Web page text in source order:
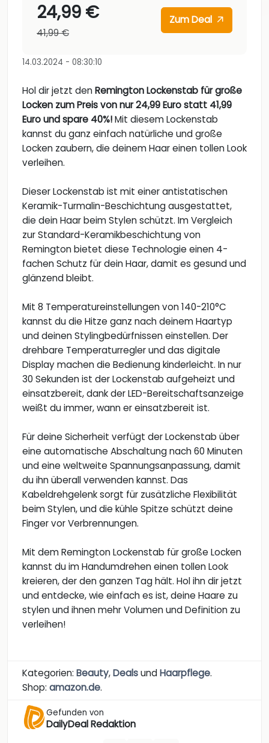
24,99 €
41,99 €
Zum Deal
14.03.2024 - 08:30:10
Hol dir jetzt denRemington Lockenstab für große
Locken zum Preis von nur 24,99 Euro statt 41,99
Euro und spare 40%!Mit diesem Lockenstab
kannst du ganz einfach natürliche und große
Locken zaubern, die deinem Haar einen tollen Look
verleihen.
Dieser Lockenstab ist mit einer antistatischen
Keramik-Turmalin-Beschichtung ausgestattet,
die dein Haar beim Stylen schützt. Im Vergleich
zur Standard-Keramikbeschichtung von
Remington bietet diese Technologie einen 4-
fachen Schutz für dein Haar, damit es gesund und
glänzend bleibt.
Mit 8 Temperatureinstellungen von 140-210°C
kannst du die Hitze ganz nach deinem Haartyp
und deinen Stylingbedürfnissen einstellen. Der
drehbare Temperaturregler und das digitale
Display machen die Bedienung kinderleicht. In nur
30 Sekunden ist der Lockenstab aufgeheizt und
einsatzbereit, dank der LED-Bereitschaftsanzeige
weißt du immer, wann er einsatzbereit ist.
Für deine Sicherheit verfügt der Lockenstab über
eine automatische Abschaltung nach 60 Minuten
und eine weltweite Spannungsanpassung, damit
du ihn überall verwenden kannst. Das
Kabeldrehgelenk sorgt für zusätzliche Flexibilität
beim Stylen, und die kühle Spitze schützt deine
Finger vor Verbrennungen.
Mit dem Remington Lockenstab für große Locken
kannst du im Handumdrehen einen tollen Look
kreieren, der den ganzen Tag hält. Hol ihn dir jetzt
und entdecke, wie einfach es ist, deine Haare zu
stylen und ihnen mehr Volumen und Definition zu
verleihen!
Kategorien: Beauty,DealsundHaarpflege.
Shop: amazon.de.
Gefunden von
DailyDeal Redaktion